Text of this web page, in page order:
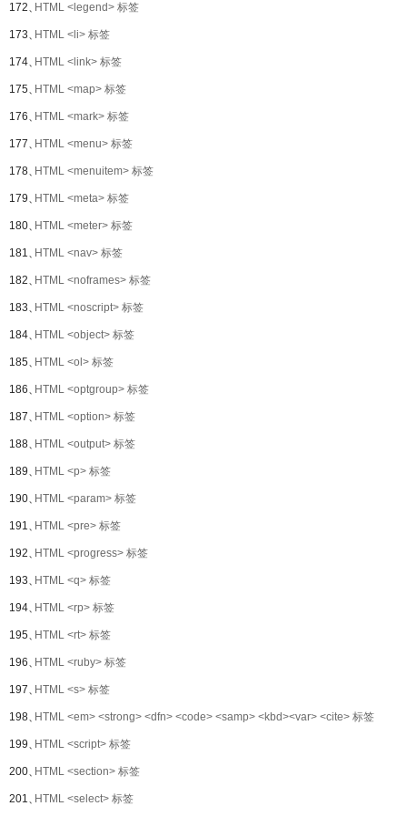
172、HTML <legend> 标签
173、HTML <li> 标签
174、HTML <link> 标签
175、HTML <map> 标签
176、HTML <mark> 标签
177、HTML <menu> 标签
178、HTML <menuitem> 标签
179、HTML <meta> 标签
180、HTML <meter> 标签
181、HTML <nav> 标签
182、HTML <noframes> 标签
183、HTML <noscript> 标签
184、HTML <object> 标签
185、HTML <ol> 标签
186、HTML <optgroup> 标签
187、HTML <option> 标签
188、HTML <output> 标签
189、HTML <p> 标签
190、HTML <param> 标签
191、HTML <pre> 标签
192、HTML <progress> 标签
193、HTML <q> 标签
194、HTML <rp> 标签
195、HTML <rt> 标签
196、HTML <ruby> 标签
197、HTML <s> 标签
198、HTML <em> <strong> <dfn> <code> <samp> <kbd><var> <cite> 标签
199、HTML <script> 标签
200、HTML <section> 标签
201、HTML <select> 标签